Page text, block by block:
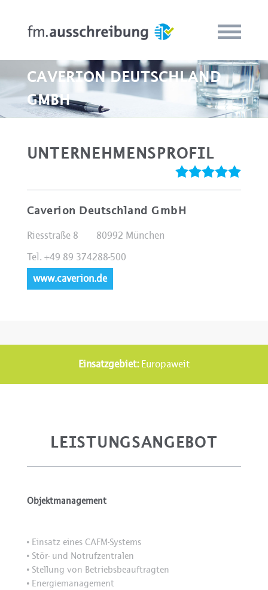
CAVERION DEUTSCHLAND
GMBH
UNTERNEHMENSPROFIL
Caverion Deutschland GmbH
Riesstraße 8
80992 München
Tel. +49 89 374288-500
www.caverion.de
Einsatzgebiet:Europaweit
LEISTUNGSANGEBOT
Objektmanagement
•Einsatz eines CAFM-Systems
•Stör- und Notrufzentralen
•Stellung von Betriebsbeauftragten
•Energiemanagement